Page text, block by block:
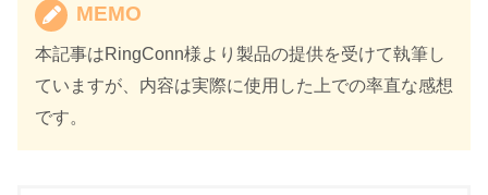
MEMO
本記事はRingConn様より製品の提供を受けて執筆し
ていますが、内容は実際に使用した上での率直な感想
です。